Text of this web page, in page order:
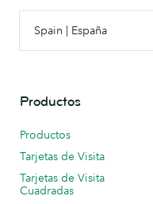
Spain | España
Productos
Productos
Tarjetas de Visita
Tarjetas de Visita
Cuadradas